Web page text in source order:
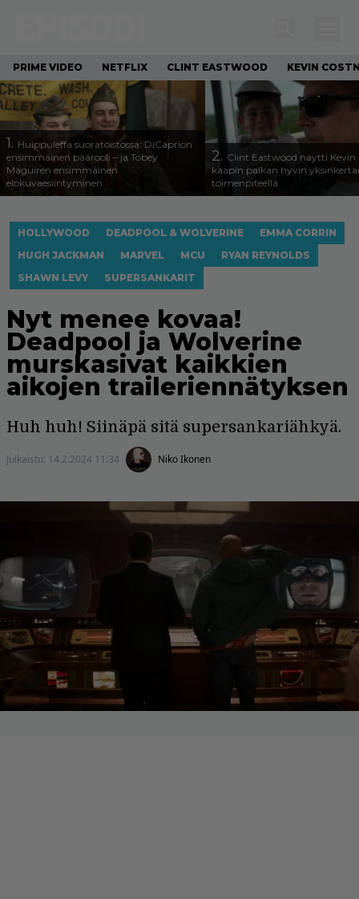
PRIME VIDEO NETFLIX CLINT EASTWOOD KEVIN
1. Huippuleffa suoratoistossa: DiCaprion
ensimmäinen päärooli – ja Tobey
Maguiren ensimmäinen
elokuvaesiintyminen
2. Clint Eastwood näytti Kevin
kaapin paikan hyvin
toimenpiteellä
HOLLYWOOD DEADPOOL & WOLVERINE
EMMA CORRIN
HUGH JACKMAN
MARVEL MCU
RYAN REYNOLDS
SHAWN LEVY
SUPERSANKARIT
Nyt menee kovaa!
Deadpool ja Wolverine
murskasivat kaikkien
aikojen traileriennätyksen
Huh huh! Siinäpä sitä supersankariähkyä.
Julkaistu: 14.2.2024 11:34 Niko Ikonen